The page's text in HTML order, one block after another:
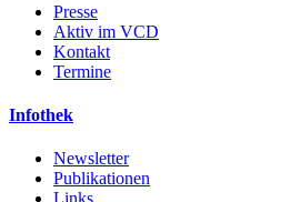
Presse
Aktiv im VCD
Kontakt
Termine
Infothek
Newsletter
Publikationen